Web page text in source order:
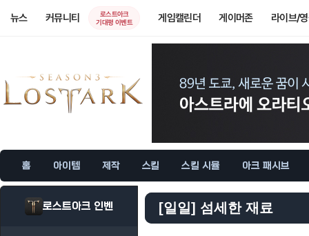
뉴스 커뮤니티
로스트아크
기대평 이벤트
게임캘린더 게이머존 라이브/
홈 아이템 제작 스킬 스킬 시뮬 아크 패시브
로스트아크 인벤 [일일] 섬세한 재료